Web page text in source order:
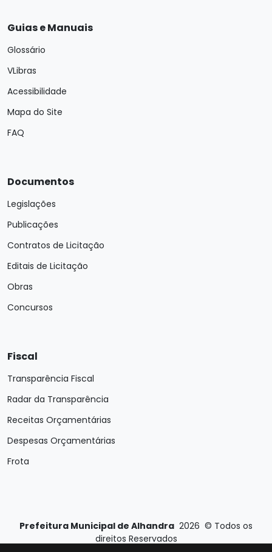
Guias e Manuais
Glossário
VLibras
Acessibilidade
Mapa do Site
FAQ
Documentos
Legislações
Publicações
Contratos de Licitação
Editais de Licitação
Obras
Concursos
Fiscal
Transparência Fiscal
Radar da Transparência
Receitas Orçamentárias
Despesas Orçamentárias
Frota
Prefeitura Municipal de Alhandra 2026 © Todos os
direitos Reservados